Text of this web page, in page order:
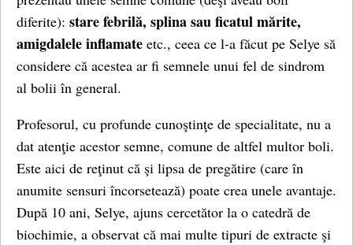
diferite): stare febrilă, splina sau ficatul mărite,
amigdalele inflamate etc., ceea ce l-a făcut pe Selye să
considere că acestea ar fi semnele unui fel de sindrom
al bolii în general.
Profesorul, cu profunde cunoştinţe de specialitate, nu a
dat atenţie acestor semne, comune de altfel multor boli.
Este aici de reţinut că şi lipsa de pregătire (care în
anumite sensuri încorsetează) poate crea unele avantaje.
După 10 ani, Selye, ajuns cercetător la o catedră de
biochimie, a observat că mai multe tipuri de extracte şi